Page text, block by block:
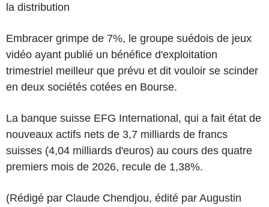
la distribution
Embracer grimpe de 7%, le groupe suédois de jeux
vidéo ayant publié un bénéfice d'exploitation
trimestriel meilleur que prévu et dit vouloir se scinder
en deux sociétés cotées en Bourse.
La banque suisse EFG International, qui a fait état de
nouveaux actifs nets de 3,7 milliards de francs
suisses (4,04 milliards d'euros) au cours des quatre
premiers mois de 2026, recule de 1,38%.
(Rédigé par Claude Chendjou, édité par Augustin